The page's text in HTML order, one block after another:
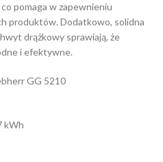
pomaga w zapewnieniu
produktów. Dodatkowo, solidna
drążkowy sprawiają, że
i efektywne.
GG 5210
kWh